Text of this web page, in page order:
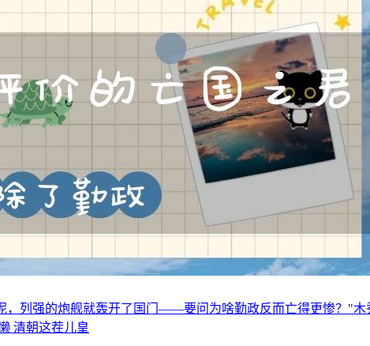
，列强的炮舰就轰开了国门——要问为啥勤政反而亡得更惨？"
清朝这茬儿皇